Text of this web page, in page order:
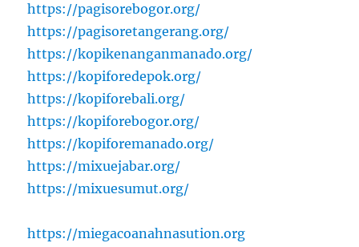
https://pagisorebogor.org/
https://pagisoretangerang.org/
https://kopikenanganmanado.org/
https://kopiforedepok.org/
https://kopiforebali.org/
https://kopiforebogor.org/
https://kopiforemanado.org/
https://mixuejabar.org/
https://mixuesumut.org/
https://miegacoanahnasution.org